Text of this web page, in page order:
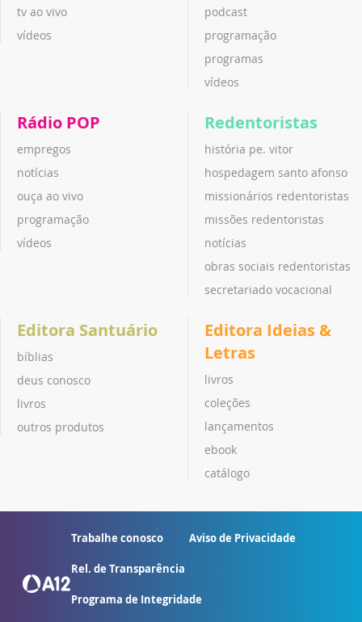
tv ao vivo
vídeos
podcast
programação
programas
vídeos
Rádio POP
empregos
notícias
ouça ao vivo
programação
vídeos
Redentoristas
história pe. vitor
hospedagem santo afonso
missionários redentoristas
missões redentoristas
notícias
obras sociais redentoristas
secretariado vocacional
Editora Santuário
bíblias
deus conosco
livros
outros produtos
Editora Ideias &
Letras
livros
coleções
lançamentos
ebook
catálogo
Trabalhe conosco Aviso de Privacidade
Rel. de Transparência
Programa de Integridade